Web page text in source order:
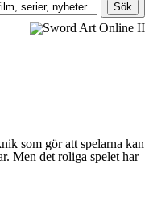
som gör att spelarna kan
Men det roliga spelet har